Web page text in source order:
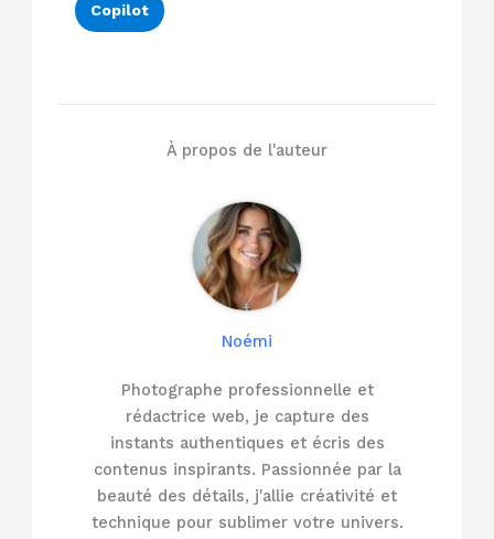
Copilot
À propos de l'auteur
Noémi
Photographe professionnelle et
rédactrice web, je capture des
instants authentiques et écris des
contenus inspirants. Passionnée par la
beauté des détails, j'allie créativité et
technique pour sublimer votre univers.